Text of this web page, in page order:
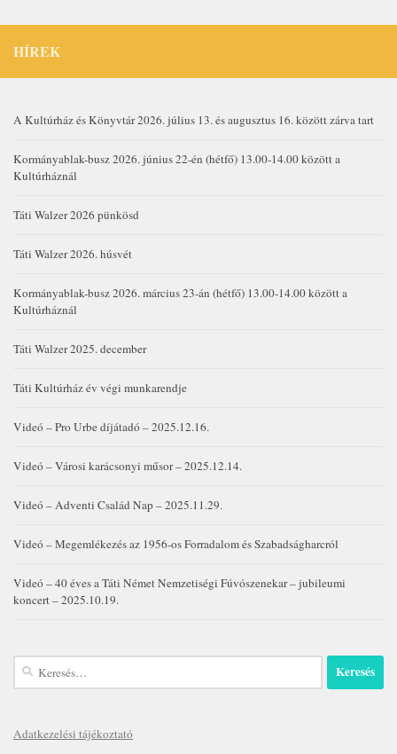
HÍREK
A Kultúrház és Könyvtár 2026. július 13. és augusztus 16. között zárva tart
Kormányablak-busz 2026. június 22-én (hétfő) 13.00-14.00 között a
Kultúrháznál
Táti Walzer 2026 pünkösd
Táti Walzer 2026. húsvét
Kormányablak-busz 2026. március 23-án (hétfő) 13.00-14.00 között a
Kultúrháznál
Táti Walzer 2025. december
Táti Kultúrház év végi munkarendje
Videó – Pro Urbe díjátadó – 2025.12.16.
Videó – Városi karácsonyi műsor – 2025.12.14.
Videó – Adventi Család Nap – 2025.11.29.
Videó – Megemlékezés az 1956-os Forradalom és Szabadságharcról
Videó – 40 éves a Táti Német Nemzetiségi Fúvószenekar – jubileumi
koncert – 2025.10.19.
Keresés:
Adatkezelési tájékoztató